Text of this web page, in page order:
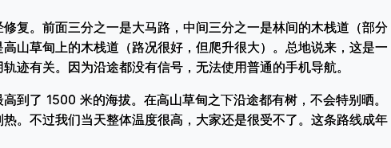
复。前面三分之一是大马路，中间三分之一是林间的木栈道（部分
山草甸上的木栈道（路况很好，但爬升很大）。总地说来，这是一
迹有关。因为沿途都没有信号，无法使用普通的手机导航。
到了 1500 米的海拔。在高山草甸之下沿途都有树，不会特别晒。
。不过我们当天整体温度很高，大家还是很受不了。这条路线成年